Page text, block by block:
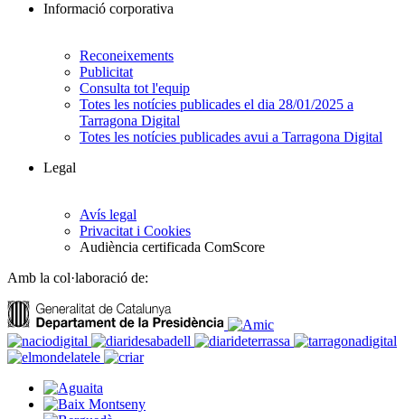
Informació corporativa
Reconeixements
Publicitat
Consulta tot l'equip
Totes les notícies publicades el dia 28/01/2025 a
Tarragona Digital
Totes les notícies publicades avui a Tarragona Digital
Legal
Avís legal
Privacitat i Cookies
Audiència certificada ComScore
Amb la col·laboració de: